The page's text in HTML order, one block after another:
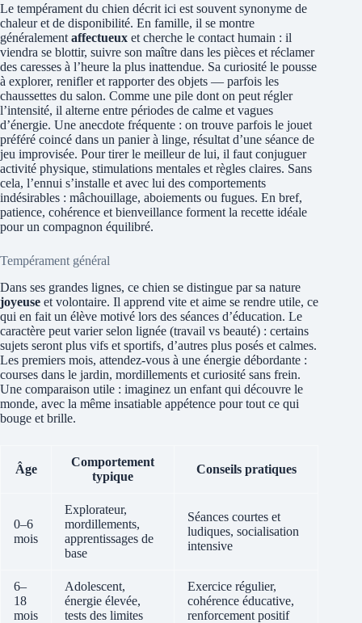
Le tempérament du chien décrit ici est souvent synonyme de
chaleur et de disponibilité. En famille, il se montre
généralement affectueux et cherche le contact humain : il
viendra se blottir, suivre son maître dans les pièces et réclamer
des caresses à l’heure la plus inattendue. Sa curiosité le pousse
à explorer, renifler et rapporter des objets — parfois les
chaussettes du salon. Comme une pile dont on peut régler
l’intensité, il alterne entre périodes de calme et vagues
d’énergie. Une anecdote fréquente : on trouve parfois le jouet
préféré coincé dans un panier à linge, résultat d’une séance de
jeu improvisée. Pour tirer le meilleur de lui, il faut conjuguer
activité physique, stimulations mentales et règles claires. Sans
cela, l’ennui s’installe et avec lui des comportements
indésirables : mâchouillage, aboiements ou fugues. En bref,
patience, cohérence et bienveillance forment la recette idéale
pour un compagnon équilibré.
Tempérament général
Dans ses grandes lignes, ce chien se distingue par sa nature
joyeuse et volontaire. Il apprend vite et aime se rendre utile, ce
qui en fait un élève motivé lors des séances d’éducation. Le
caractère peut varier selon lignée (travail vs beauté) : certains
sujets seront plus vifs et sportifs, d’autres plus posés et calmes.
Les premiers mois, attendez-vous à une énergie débordante :
courses dans le jardin, mordillements et curiosité sans frein.
Une comparaison utile : imaginez un enfant qui découvre le
monde, avec la même insatiable appétence pour tout ce qui
bouge et brille.
Âge
Comportement
typique
Conseils pratiques
0–6
mois
Explorateur,
mordillements,
apprentissages de
base
Séances courtes et
ludiques, socialisation
intensive
6–
18
mois
Adolescent,
énergie élevée,
tests des limites
Exercice régulier,
cohérence éducative,
renforcement positif